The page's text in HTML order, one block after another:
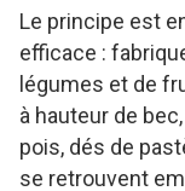
Le principe est
efficace :
légumes et de
à hauteur de
pois, dés de
se retrouvent